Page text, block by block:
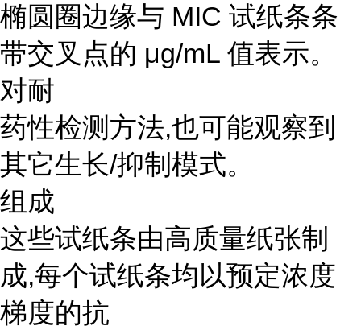
椭圆圈边缘与 MIC 试纸条条
带交叉点的 μg/mL 值表示。
对耐
药性检测方法,也可能观察到
其它生长/抑制模式。
组成
这些试纸条由高质量纸张制
成,每个试纸条均以预定浓度
梯度的抗